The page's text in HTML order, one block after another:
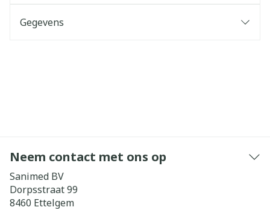
Gegevens
Neem contact met ons op
Sanimed BV
Dorpsstraat 99
8460 Ettelgem